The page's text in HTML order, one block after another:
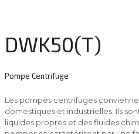
DWK50(T)
Pompe Centrifuge
Les pompes centrifuges
domestiques et industrielles. Ils
liquides propres et des fluides